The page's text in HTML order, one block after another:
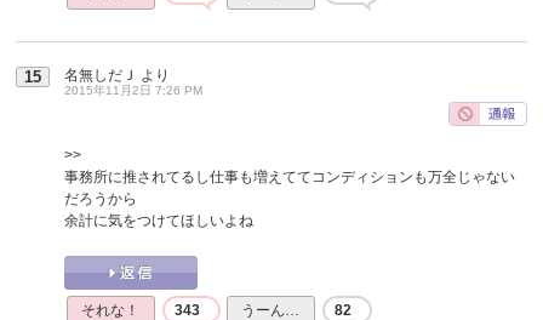
15 名無しだＪ より
2015年11月2日 7:26 PM
>>
事務所に推されてるし仕事も増えててコンディションも万全じゃない
だろうから
余計に気をつけてほしいよね
それな！ 343 うーん… 82